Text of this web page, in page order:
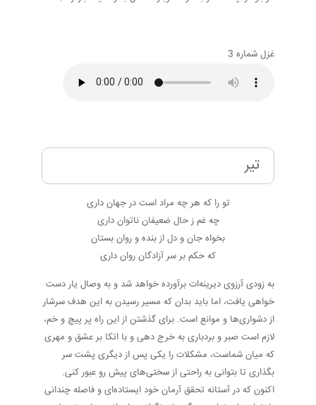
غزل شماره 3
تیر
تو را که هر چه مراد است در جهان داری
چه غم ز حال ضعیفان ناتوان داری
بخواه جان و دل از بنده و روان بستان
که حکم بر سر آزادگان روان داری
به زودی آرزوی دیرینه‌ات برآورده خواهد شد و به وصال یار دست
خواهی یافت، اما باید بدان که مسیر رسیدن به این هدف سرشار
از دشواری‌ها و موانع است. برای گذشتن از این راه پر پیچ و خم،
لازم است صبر و بردباری به خرج دهی و با اتکا بر عشق و مهری
که میان شماست، مشکلات را یکی پس از دیگری پشت سر
بگذاری تا بتوانی به راحتی از سختی‌های پیش رو عبور کنی.
اکنون که در آستانه تحقق آرمان خود ایستاده‌ای و فاصله چندانی